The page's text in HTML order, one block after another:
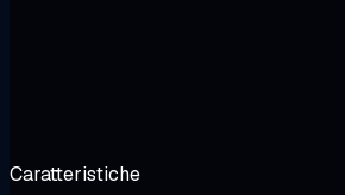
Caratteristiche